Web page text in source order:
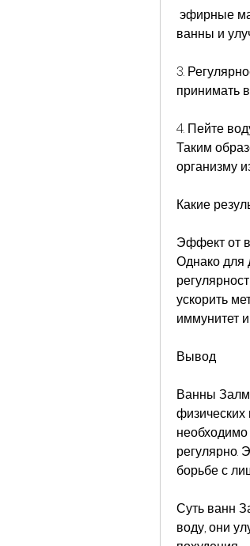
ванны и
3.
принимать
4. Пейте
Таким
организму
Какие
Эффект от
Однако для
ускорить
иммунитет
Вывод
Ванны
физических
регулярно.
борьбе с
Суть ванн
воду, они